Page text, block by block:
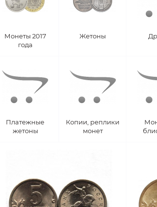
Монеты 2017
года
Жетоны
Платежные
жетоны
Копии, реплики
монет